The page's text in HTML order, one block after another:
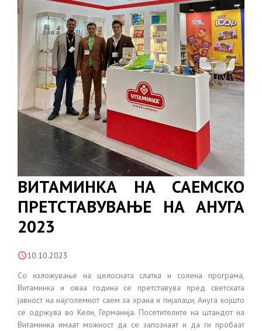
ВИТАМИНКА НА САЕМСКО
ПРЕТСТАВУВАЊЕ НА АНУГА
2023
10.10.2023
Со изложување на целосната слатка и солена програма,
Витаминка и оваа година се претставува пред светската
јавност на најголемиот саем за храна и пијалаци,Ануга којшто
се одржува во Келн, Германија. Посетителите на штандот на
Витаминка имаат можност да се запознаат и да ги пробаат